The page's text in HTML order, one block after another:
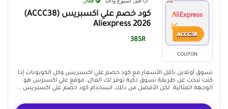
COUPON
كود خصم علي اكسبريس (ACCC38)
Aliexpress 2026
38SR
تسوق أونلاين بأقل الأسعار مع كود خصم علي اكسبريس وكل الكوبونات إذا
كنت تبحث عن طريقة تسوق ذكية توفر لك المال، موقع علي اكسبرس هو
الوجهة المثالية. لكن الأفضل من ذلك، استخدام كود خصم علي اكسبريس ...